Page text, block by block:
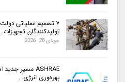
۷ تصمیم عملیاتی
تولیدکنندگان تجهیزات…
جولای 28, 2026
بهره‌وری انرژی…